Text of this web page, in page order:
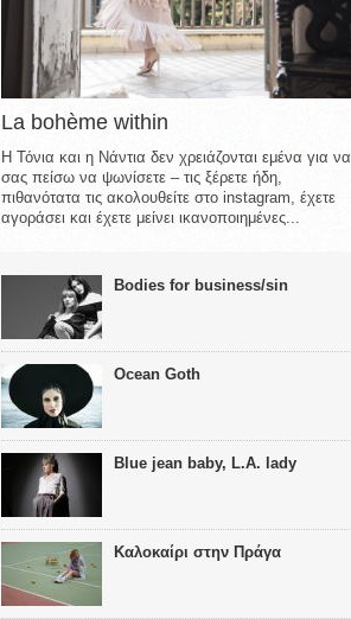
La bohème within
Η Τόνια και η Νάντια δεν χρειάζονται εμένα για να
σας πείσω να ψωνίσετε – τις ξέρετε ήδη,
πιθανότατα τις ακολουθείτε στο instagram, έχετε
αγοράσει και έχετε μείνει ικανοποιημένες...
Bodies for business/sin
Ocean Goth
Blue jean baby, L.A. lady
Καλοκαίρι στην Πράγα